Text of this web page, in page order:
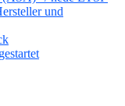
und